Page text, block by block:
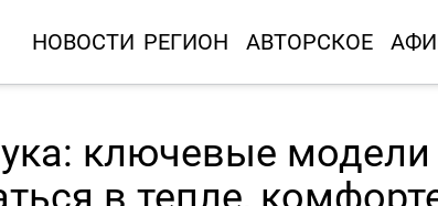
НОВОСТИ РЕГИОН АВТОРСКОЕ
ключевые модели
в тепле,